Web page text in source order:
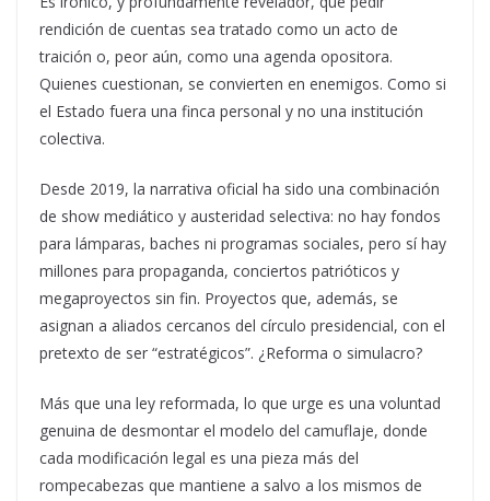
rendición de cuentas sea tratado como un acto de
traición o, peor aún, como una agenda opositora.
Quienes cuestionan, se convierten en enemigos. Como si
el Estado fuera una finca personal y no una institución
colectiva.
Desde 2019, la narrativa oficial ha sido una combinación
de show mediático y austeridad selectiva: no hay fondos
para lámparas, baches ni programas sociales, pero sí hay
millones para propaganda, conciertos patrióticos y
megaproyectos sin fin. Proyectos que, además, se
asignan a aliados cercanos del círculo presidencial, con el
pretexto de ser “estratégicos”. ¿Reforma o simulacro?
Más que una ley reformada, lo que urge es una voluntad
genuina de desmontar el modelo del camuflaje, donde
cada modificación legal es una pieza más del
rompecabezas que mantiene a salvo a los mismos de